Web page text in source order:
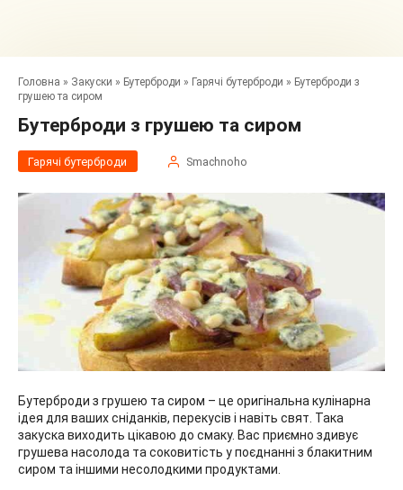
Головна » Закуски » Бутерброди » Гарячі бутерброди » Бутерброди з
грушею та сиром
Бутерброди з грушею та сиром
Гарячі бутерброди Smachnoho
Бутерброди з грушею та сиром – це оригінальна кулінарна
ідея для ваших сніданків, перекусів і навіть свят. Така
закуска виходить цікавою до смаку. Вас приємно здивує
грушева насолода та соковитість у поєднанні з блакитним
сиром та іншими несолодкими продуктами.